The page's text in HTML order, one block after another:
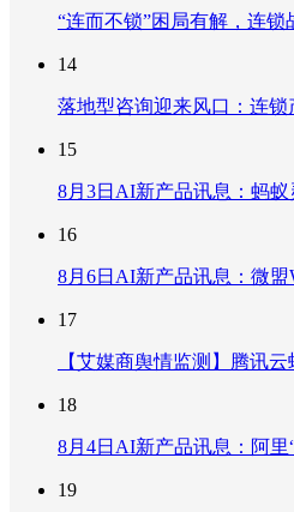
“连而不锁”困局有解，连
14
落地型咨询迎来风口：连
15
8月3日AI新产品讯息：蚂
16
8月6日AI新产品讯息：微
17
【艾媒商舆情监测】腾讯
18
8月4日AI新产品讯息：阿
19